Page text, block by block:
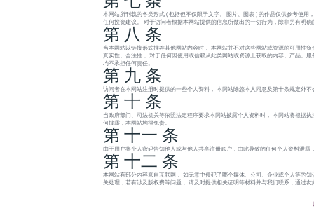
本网站所刊载的各类形式 ( 包括但不仅限于文字、 图片、图表 ) 的作品仅供参考使
任何投资建议。 对于访问者根据本网站提供的信息所做出的一切行为，除非另有明
第 八 条
当本网站以链接形式推荐其他网站内容时， 本网站并不对这些网站或资源的可用性
真实性、合法性， 对于任何因使用或信赖从此类网站或资源上获取的内容、产品、
均不承担任何责任。
第 九 条
访问者在本网站注册时提供的一些个人资料， 本网站除您本人同意及第十条规定外
第 十 条
当政府部门、司法机关等依照法定程序要求本网站披露个人资料时， 本网站将根据
何披露，本网站均得免责。
第 十一 条
由于用户将个人密码告知他人或与他人共享注册账户，由此导致的任何个人资料泄露
第 十二 条
本网站有部分内容来自互联网， 如无意中侵犯了哪个媒体、公司、企业或个人等的
关处理，若有涉及版权费等问题， 请及时提供相关证明等材料并与我们联系，通过